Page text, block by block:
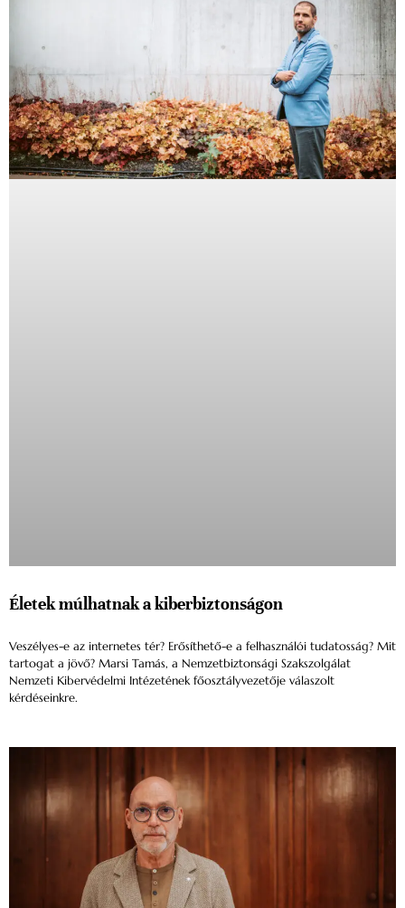
Életek múlhatnak a kiberbiztonságon
Veszélyes-e az internetes tér? Erősíthető-e a felhasználói tudatosság? Mit
tartogat a jövő? Marsi Tamás, a Nemzetbiztonsági Szakszolgálat
Nemzeti Kibervédelmi Intézetének főosztályvezetője válaszolt
kérdéseinkre.